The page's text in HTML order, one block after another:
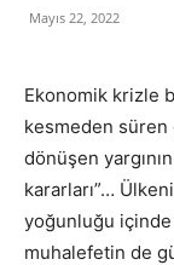
Mayıs 22, 2022
Ekonomik krizle
kesmeden süren
dönüşen
kararları”…
yoğunluğu
muhalefetin de